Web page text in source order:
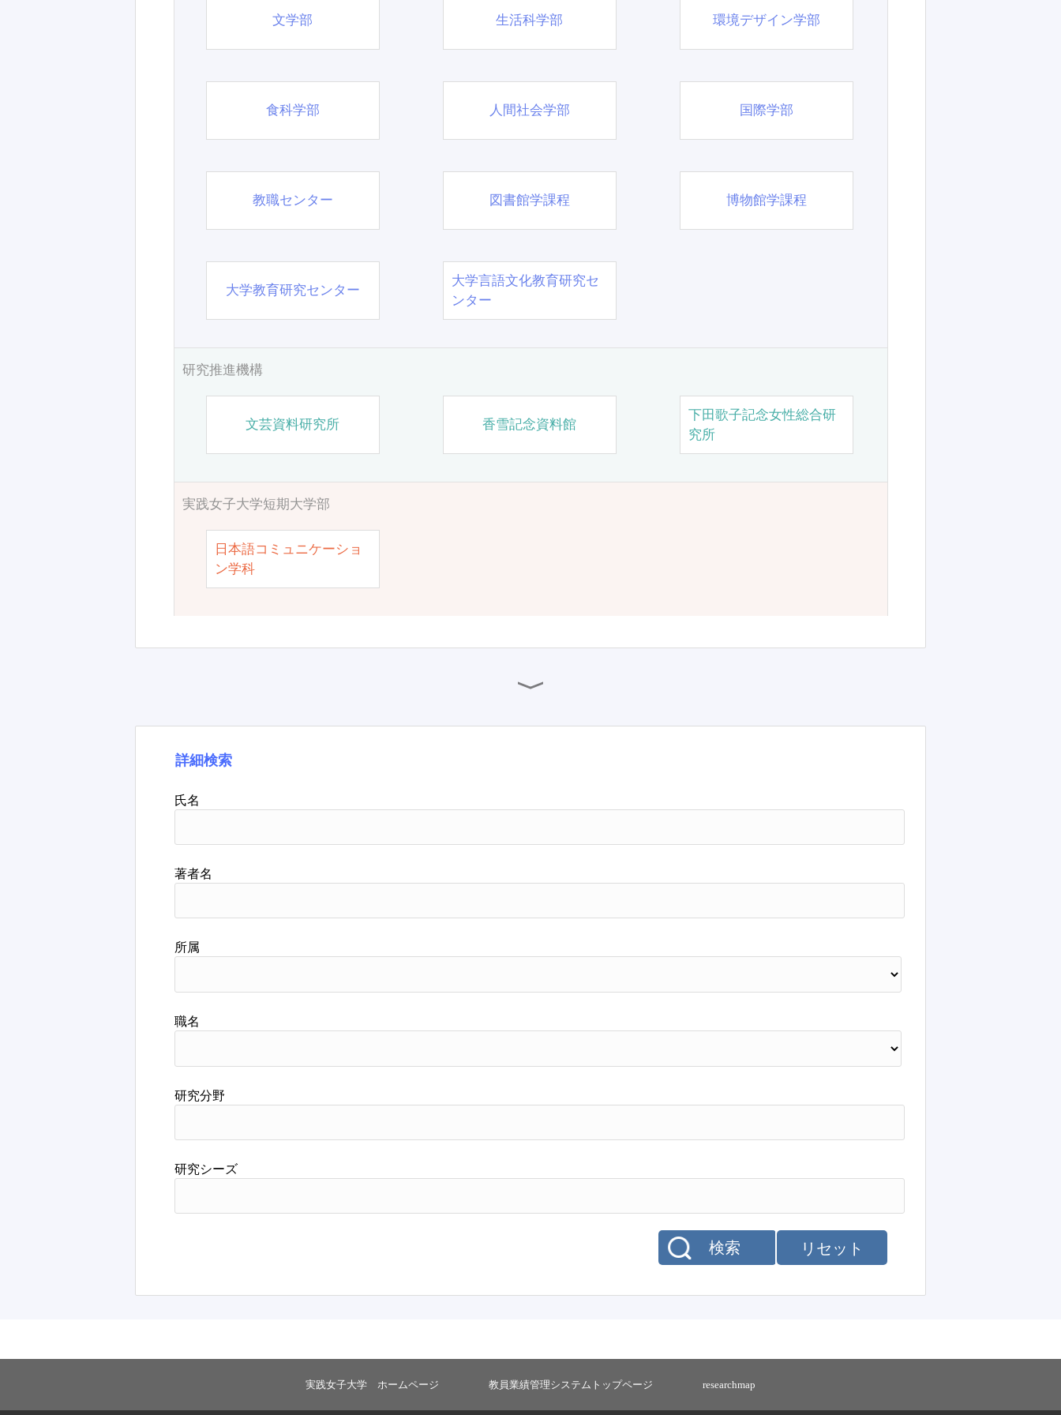
文学部 生活科学部 環境デザイン学部
食科学部 人間社会学部 国際学部
教職センター 図書館学課程 博物館学課程
大学教育研究センター
大学言語文化教育研究セ
ンター
研究推進機構
文芸資料研究所 香雪記念資料館
下田歌子記念女性総合研
究所
実践女子大学短期大学部
日本語コミュニケーショ
ン学科
詳細検索
氏名
著者名
所属
職名
研究分野
研究シーズ
リセット
検索
実践女子大学 ホームページ 教員業績管理システムトップページ researchmap